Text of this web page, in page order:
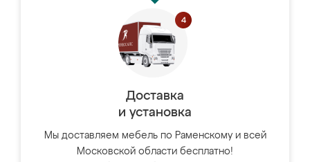
Доставка
и установка
Мы доставляем мебель по Раменскому и всей
Московской области бесплатно!